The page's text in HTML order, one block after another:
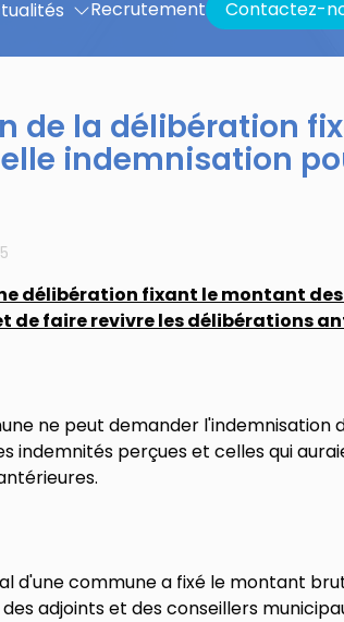
Recrutement Contactez-
de la délibération
indemnisation
délibération fixant le montant
de faire revivre les délibérations
ne peut demander l'indemnisation
indemnités perçues et celles qui
d'une commune a fixé le montant
adjoints et des conseillers